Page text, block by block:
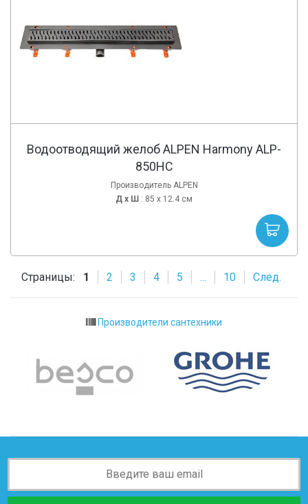
Водоотводящий желоб ALPEN Harmony ALP-
850HC
Производитель ALPEN
Д х Ш : 85 x 12.4 см
Страницы: 1 2 3 4 5 ... 10 След.
Производители сантехники